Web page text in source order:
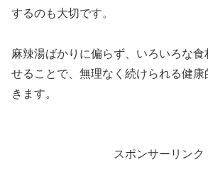
するのも大切です。
麻辣湯ばかりに偏らず、いろいろな
せることで、無理なく続けられる健
きます。
スポンサーリンク